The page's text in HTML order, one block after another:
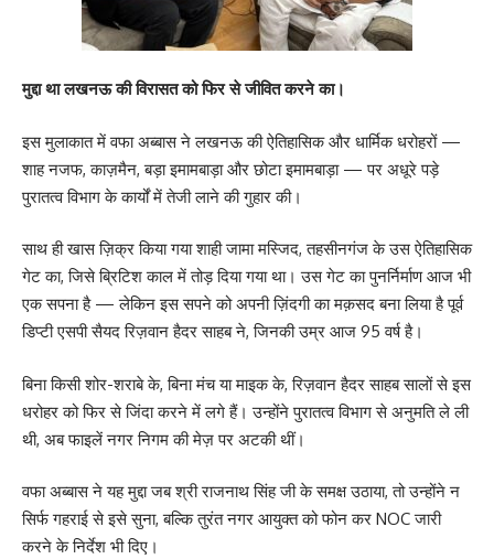
मुद्दा था लखनऊ की विरासत को फिर से जीवित करने का।
इस मुलाकात में वफा अब्बास ने लखनऊ की ऐतिहासिक और धार्मिक धरोहरों —
शाह नजफ, काज़मैन, बड़ा इमामबाड़ा और छोटा इमामबाड़ा — पर अधूरे पड़े
पुरातत्व विभाग के कार्यों में तेजी लाने की गुहार की।
साथ ही खास ज़िक्र किया गया शाही जामा मस्जिद, तहसीनगंज के उस ऐतिहासिक
गेट का, जिसे ब्रिटिश काल में तोड़ दिया गया था। उस गेट का पुनर्निर्माण आज भी
एक सपना है — लेकिन इस सपने को अपनी ज़िंदगी का मक़सद बना लिया है पूर्व
डिप्टी एसपी सैयद रिज़वान हैदर साहब ने, जिनकी उम्र आज 95 वर्ष है।
बिना किसी शोर-शराबे के, बिना मंच या माइक के, रिज़वान हैदर साहब सालों से इस
धरोहर को फिर से जिंदा करने में लगे हैं। उन्होंने पुरातत्व विभाग से अनुमति ले ली
थी, अब फाइलें नगर निगम की मेज़ पर अटकी थीं।
वफा अब्बास ने यह मुद्दा जब श्री राजनाथ सिंह जी के समक्ष उठाया, तो उन्होंने न
सिर्फ गहराई से इसे सुना, बल्कि तुरंत नगर आयुक्त को फोन कर NOC जारी
करने के निर्देश भी दिए।